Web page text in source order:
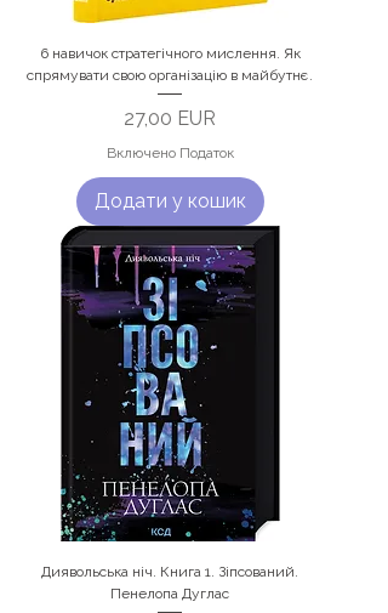
6 навичок стратегічного мислення. Як
спрямувати свою організацію в майбутнє.
Ціна
27,00 EUR
Включено Податок
Додати у кошик
Диявольська ніч. Книга 1. Зіпсований.
Пенелопа Дуглас